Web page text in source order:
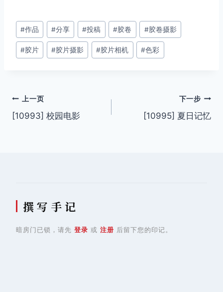
文
章
标
#作品 #分享 #投稿 #胶卷 #胶卷摄影
#胶片 #胶片摄影 #胶片相机 #色彩
文
章
上一页
[10993] 校园电影
下一步
[10995] 夏日记忆
撰 写 手 记
暗房门已锁，请先 登录 或 注册 后留下您的印记。